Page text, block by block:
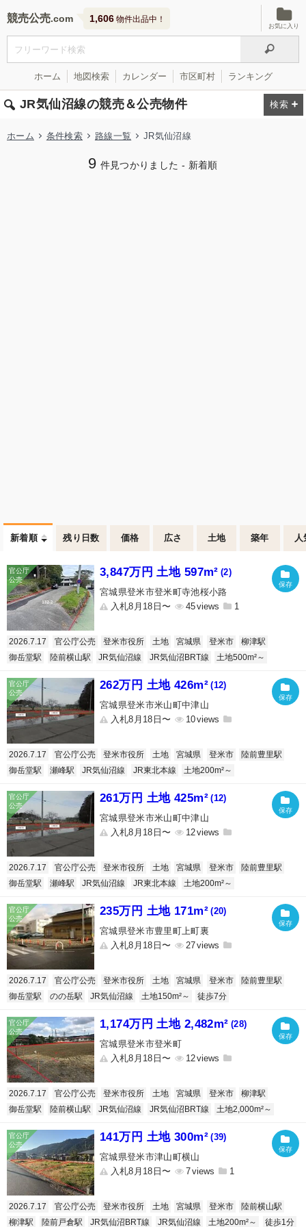
競売公売 1,606 物件出品中！
お気に入り
ホーム 地図検索 カレンダー 市区町村 ランキング
JR気仙沼線の競売＆公売物件
ホーム 条件検索 路線一覧 JR気仙沼線
9 件見つかりました - 新着順
新着順 残り日数 価格 広さ 土地 築年 人
3,847万円 土地 597m² (2)
宮城県登米市登米町寺池桜小路
入札8月18日〜
45 1
2026.7.17 官公庁公売 登米市役所 土地 宮城県 登米市
柳津駅
御岳堂駅
陸前横山駅 JR気仙沼線 JR気仙沼BRT線 土地500m²～
262万円 土地 426m² (12)
宮城県登米市米山町中津山
入札8月18日〜
10
2026.7.17 官公庁公売 登米市役所 土地 宮城県 登米市
陸前豊里駅
御岳堂駅
瀬峰駅 JR気仙沼線 JR東北本線 土地200m²～
261万円 土地 425m² (12)
宮城県登米市米山町中津山
入札8月18日〜
12
2026.7.17 官公庁公売 登米市役所 土地 宮城県 登米市
陸前豊里駅
御岳堂駅
瀬峰駅 JR気仙沼線 JR東北本線 土地200m²～
235万円 土地 171m² (20)
宮城県登米市豊里町上町裏
入札8月18日〜
27
2026.7.17 官公庁公売 登米市役所 土地 宮城県 登米市
陸前豊里駅
御岳堂駅
のの岳駅 JR気仙沼線 土地150m²～ 徒歩7分
1,174万円 土地 2,482m² (28)
宮城県登米市登米町
入札8月18日〜
12
2026.7.17 官公庁公売 登米市役所 土地 宮城県 登米市
柳津駅
御岳堂駅
陸前横山駅 JR気仙沼線 JR気仙沼BRT線 土地2,000m²～
141万円 土地 300m² (39)
宮城県登米市津山町横山
入札8月18日〜
7 1
2026.7.17 官公庁公売 登米市役所 土地 宮城県 登米市
陸前横山駅
柳津駅
陸前戸倉駅 JR気仙沼BRT線 JR気仙沼線 土地200m²～ 徒歩1分